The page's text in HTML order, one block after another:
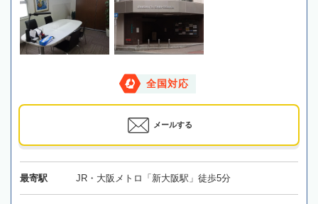
全国対応
メールする
最寄駅 JR・大阪メトロ「新大阪駅」徒歩5分